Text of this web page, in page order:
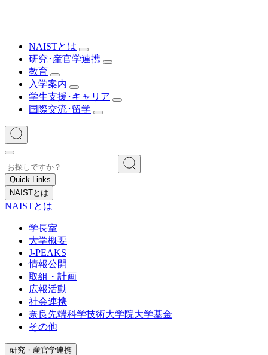
NAISTとは
研究･産官学連携
教育
入学案内
学生支援･キャリア
国際交流･留学
Quick Links
NAISTとは
NAISTとは
学長室
大学概要
J-PEAKS
情報公開
取組・計画
広報活動
社会連携
奈良先端科学技術大学院大学基金
その他
研究・産官学連携